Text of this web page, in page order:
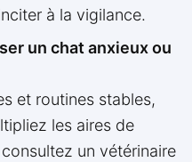
à la vigilance.
un chat anxieux ou
et routines stables,
les aires de
un vétérinaire